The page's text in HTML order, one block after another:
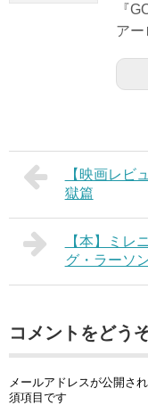
『
アー
【映画レビ
獄篇
【本】ミレ
グ・ラーソ
コメントをどう
メールアドレスが公開さ
須項目です